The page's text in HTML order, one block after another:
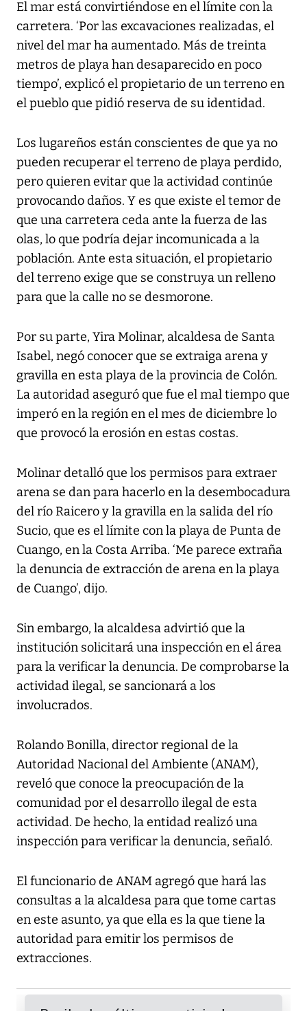
El mar está convirtiéndose en el límite con la
carretera. ‘Por las excavaciones realizadas, el
nivel del mar ha aumentado. Más de treinta
metros de playa han desaparecido en poco
tiempo’, explicó el propietario de un terreno en
el pueblo que pidió reserva de su identidad.
Los lugareños están conscientes de que ya no
pueden recuperar el terreno de playa perdido,
pero quieren evitar que la actividad continúe
provocando daños. Y es que existe el temor de
que una carretera ceda ante la fuerza de las
olas, lo que podría dejar incomunicada a la
población. Ante esta situación, el propietario
del terreno exige que se construya un relleno
para que la calle no se desmorone.
Por su parte, Yira Molinar, alcaldesa de Santa
Isabel, negó conocer que se extraiga arena y
gravilla en esta playa de la provincia de Colón.
La autoridad aseguró que fue el mal tiempo que
imperó en la región en el mes de diciembre lo
que provocó la erosión en estas costas.
Molinar detalló que los permisos para extraer
arena se dan para hacerlo en la desembocadura
del río Raicero y la gravilla en la salida del río
Sucio, que es el límite con la playa de Punta de
Cuango, en la Costa Arriba. ‘Me parece extraña
la denuncia de extracción de arena en la playa
de Cuango’, dijo.
Sin embargo, la alcaldesa advirtió que la
institución solicitará una inspección en el área
para la verificar la denuncia. De comprobarse la
actividad ilegal, se sancionará a los
involucrados.
Rolando Bonilla, director regional de la
Autoridad Nacional del Ambiente (ANAM),
reveló que conoce la preocupación de la
comunidad por el desarrollo ilegal de esta
actividad. De hecho, la entidad realizó una
inspección para verificar la denuncia, señaló.
El funcionario de ANAM agregó que hará las
consultas a la alcaldesa para que tome cartas
en este asunto, ya que ella es la que tiene la
autoridad para emitir los permisos de
extracciones.